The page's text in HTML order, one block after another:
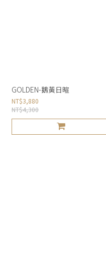
GOLDEN-鵝黃日暄
NT$3,880
NT$4,300